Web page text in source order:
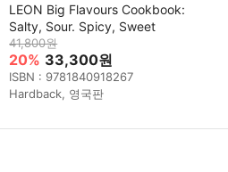
LEON Big Flavours Cookbook:
Salty, Sour. Spicy, Sweet
41,800원
20% 33,300원
ISBN : 9781840918267
Hardback, 영국판